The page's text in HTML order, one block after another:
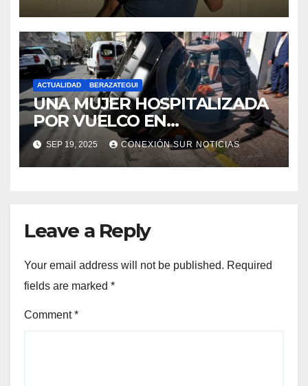
ACTUALIDAD BERAZATEGUI
UNA MUJER HOSPITALIZADA
POR VUELCO EN
BERAZATEGUI: 11 E/148 Y 149
SEP 19, 2025 CONEXIÓN SUR NOTICIAS
Leave a Reply
Your email address will not be published. Required
fields are marked *
Comment*